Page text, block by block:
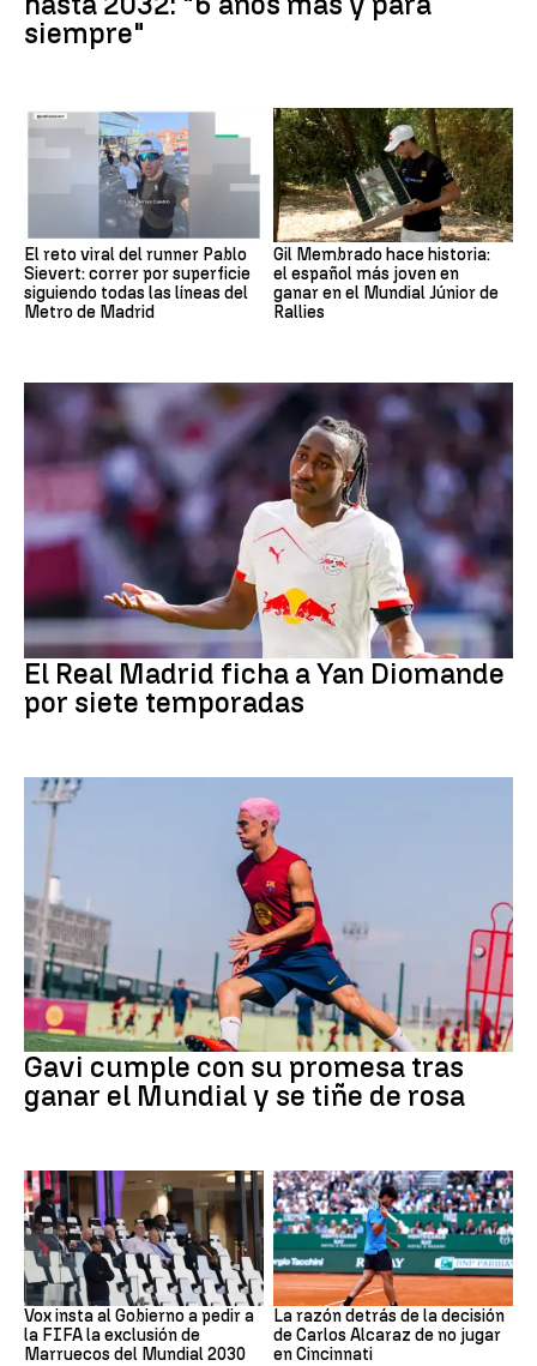
siempre"
El reto viral del runner Pablo
Sievert: correr por superficie
siguiendo todas las líneas del
Metro de Madrid
Gil Membrado hace historia:
el español más joven en
ganar en el Mundial Júnior de
Rallies
Fútbol
El Real Madrid ficha a Yan Diomande
por siete temporadas
Fútbol
Gavi cumple con su promesa tras
ganar el Mundial y se tiñe de rosa
Mundial 2030
Vox insta al Gobierno a pedir a
la FIFA la exclusión de
Marruecos del Mundial 2030
Tenis
La razón detrás de la decisión
de Carlos Alcaraz de no jugar
en Cincinnati